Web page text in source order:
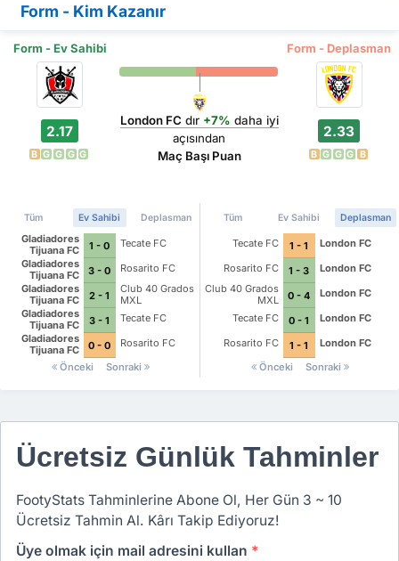
Form - Kim Kazanır
Form - Ev Sahibi Form - Deplasman
2.17
B G G G G
London FC dır +7% daha iyi
açısından
Maç Başı Puan
2.33
B G G G B
Tüm Ev Sahibi Deplasman
Gladiadores
Tijuana FC
1 - 0
Tecate FC
Gladiadores
Tijuana FC
3 - 0
Rosarito FC
Gladiadores
Tijuana FC
2 - 1
Club 40 Grados
MXL
Gladiadores
Tijuana FC
3 - 1
Tecate FC
Gladiadores
Tijuana FC
0 - 0
Rosarito FC
Önceki
Sonraki
Tüm Ev Sahibi Deplasman
Tecate FC 1 - 1
London FC
Rosarito FC
1 - 3
London FC
Club 40 Grados
MXL
0 - 4
London FC
Tecate FC
0 - 1
London FC
Rosarito FC
1 - 1
London FC
Önceki
Sonraki
Ücretsiz Günlük Tahminler
FootyStats Tahminlerine Abone Ol, Her Gün 3 ~ 10
Ücretsiz Tahmin Al. Kârı Takip Ediyoruz!
Üye olmak için mail adresini kullan *